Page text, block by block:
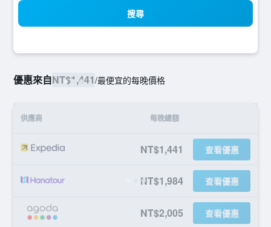
搜尋
優惠來自NT$1,441/最便宜的每晚價格
供應商 每晚總額
NT$1,441 查看優惠
NT$1,984 查看優惠
NT$2,005 查看優惠